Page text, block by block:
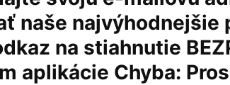
naše najvýhodnejšie
na stiahnutie
aplikácie Chyba: